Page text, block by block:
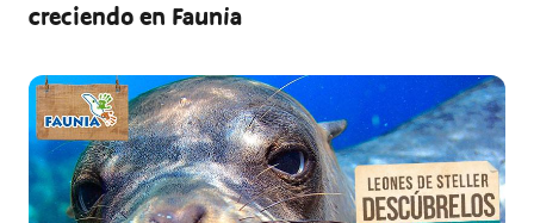
creciendo en Faunia